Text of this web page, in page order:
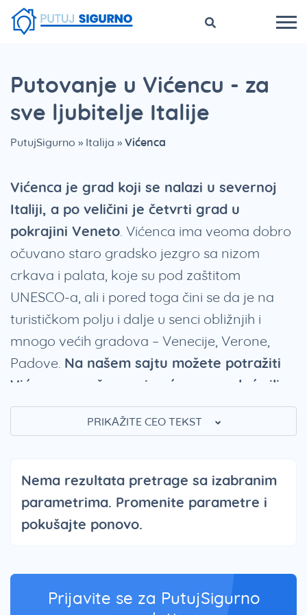
Putovanje u Vićencu - za
sve ljubitelje Italije
PutujSigurno » Italija » Vićenca
Vićenca je grad koji se nalazi u severnoj
Italiji, a po veličini je četvrti grad u
pokrajini Veneto. Vićenca ima veoma dobro
očuvano staro gradsko jezgro sa nizom
crkava i palata, koje su pod zaštitom
UNESCO-a, ali i pored toga čini se da je na
turističkom polju i dalje u senci obližnjih i
mnogo većih gradova – Venecije, Verone,
Padove. Na našem sajtu možete potražiti
Vićenca aranžmane i već ovog proleća ili
leta posetiti ovaj nepravedno turistički
zapostavljen gradić.
najvažnijih industrijskih centara Italije.
Istorijski gledano, ovaj grad ima veoma
burnu prošlost. Osnovan je od strane
ere. Vićencom su vladali nakon toga Gali, a
onda i Rimljani koji su i nadenuli ime “Vicetia”
PRIKAŽITE CEO TEKST
Nema rezultata pretrage sa izabranim
parametrima. Promenite parametre i
pokušajte ponovo.
Prijavite se za PutujSigurno